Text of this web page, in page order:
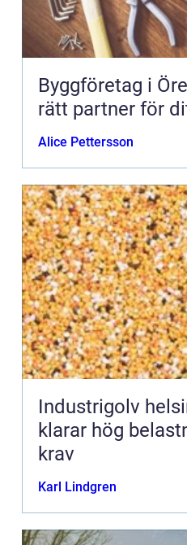
Byggföretag i
rätt partner för
Alice Pettersson
Industrigolv
klarar hög
krav
Karl Lindgren